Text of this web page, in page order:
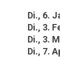
Di., 6.
Di., 3.
Di., 3.
Di., 7.